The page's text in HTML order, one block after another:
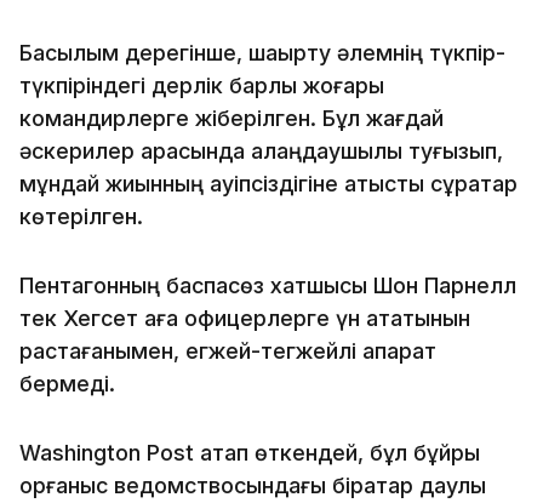
Басылым дерегінше, шақырту әлемнің түкпір-
түкпіріндегі дерлік барлық жоғары
командирлерге жіберілген. Бұл жағдай
әскерилер арасында алаңдаушылық туғызып,
мұндай жиынның қауіпсіздігіне қатысты сұрақтар
көтерілген.
Пентагонның баспасөз хатшысы Шон Парнелл
тек Хегсет аға офицерлерге үн қататынын
растағанымен, егжей-тегжейлі ақпарат
бермеді.
Washington Post атап өткендей, бұл бұйрық
қорғаныс ведомствосындағы бірқатар даулы